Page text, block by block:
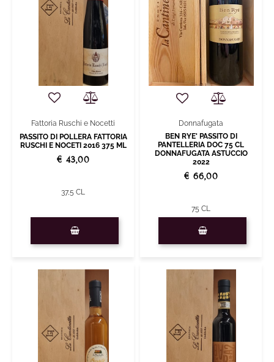
Fattoria Ruschi e Nocetti
PASSITO DI POLLERA FATTORIA
RUSCHI E NOCETI 2016 375 ML
€ 43,00
37,5 CL
Donnafugata
BEN RYE' PASSITO DI
PANTELLERIA DOC 75 CL
DONNAFUGATA ASTUCCIO
2022
€ 66,00
75 CL